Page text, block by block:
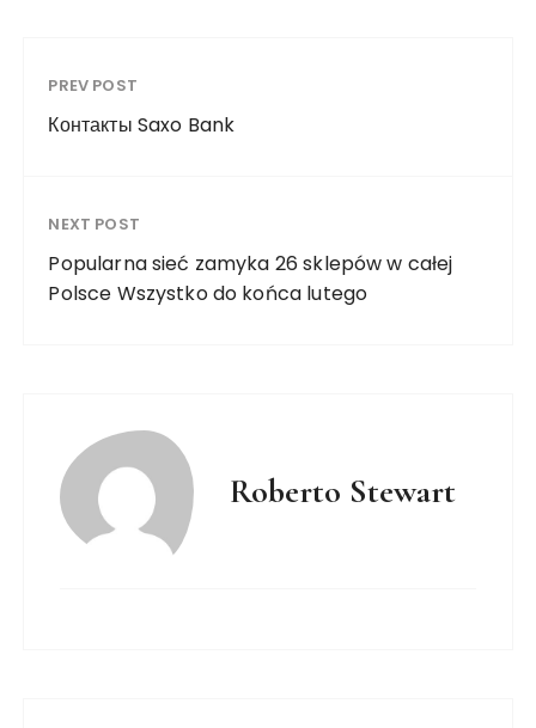
PREV POST
Контакты Saxo Bank
NEXT POST
Popularna sieć zamyka 26 sklepów w całej
Polsce Wszystko do końca lutego
Roberto Stewart